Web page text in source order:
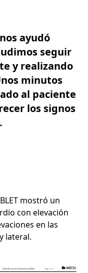
nos ayudó
seguir
y realizando
minutos
al paciente
los signos
mostró un
con elevación
en las
lateral.